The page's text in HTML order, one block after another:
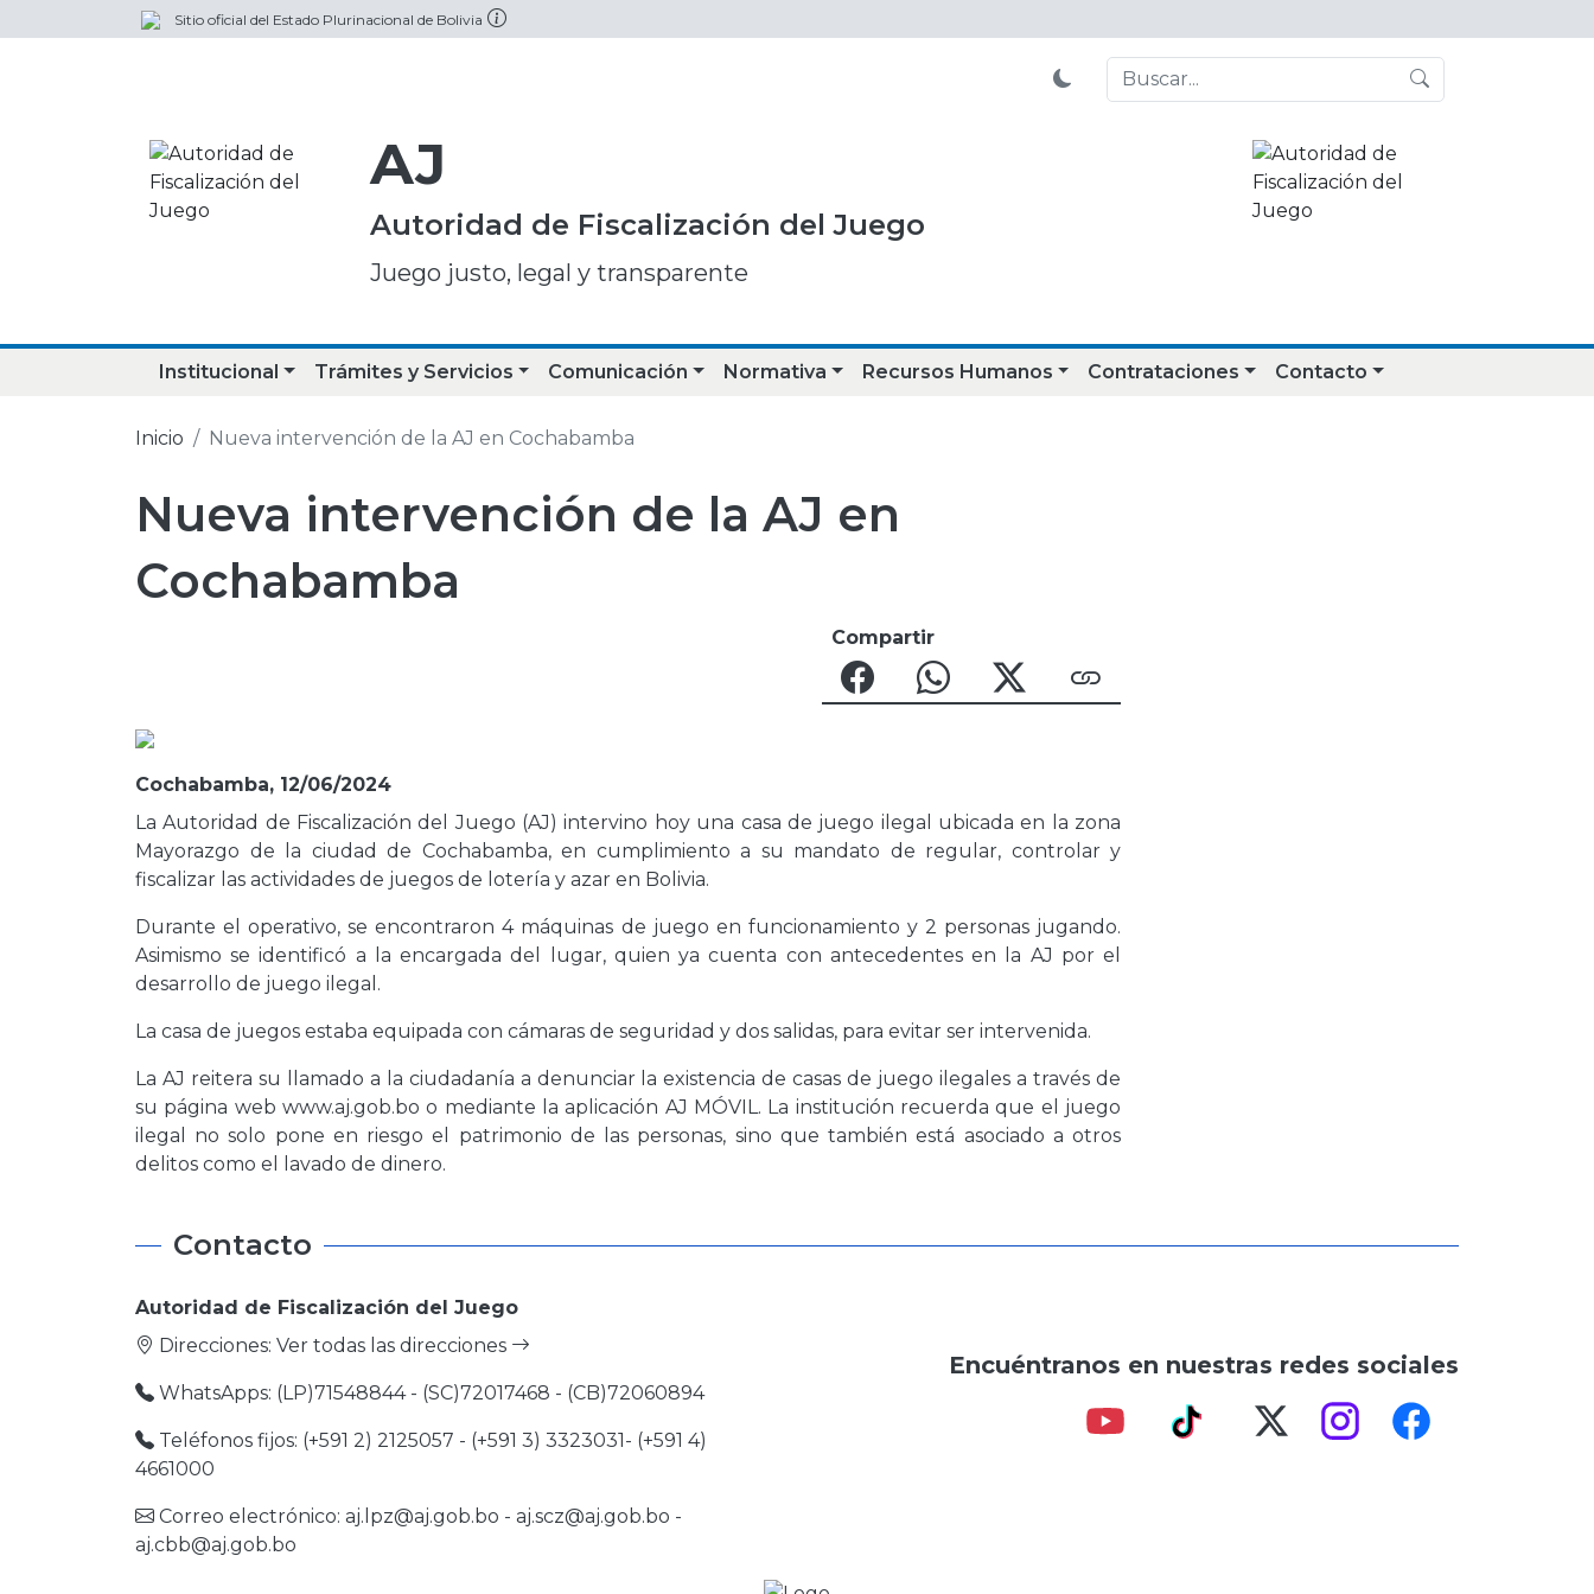
Sitio oficial del Estado Plurinacional de Bolivia
AJ
Autoridad de Fiscalización del Juego
Juego justo, legal y transparente
Institucional Trámites y Servicios Comunicación Normativa Recursos Humanos Contrataciones Contacto
Inicio Nueva intervención de la AJ en Cochabamba
Nueva intervención de la AJ en
Cochabamba
Compartir
Cochabamba, 12/06/2024
La Autoridad de Fiscalización del Juego (AJ) intervino hoy una casa de juego ilegal ubicada en la zona
Mayorazgo de la ciudad de Cochabamba, en cumplimiento a su mandato de regular, controlar y
fiscalizar las actividades de juegos de lotería y azar en Bolivia.
Durante el operativo, se encontraron 4 máquinas de juego en funcionamiento y 2 personas jugando.
Asimismo se identificó a la encargada del lugar, quien ya cuenta con antecedentes en la AJ por el
desarrollo de juego ilegal.
La casa de juegos estaba equipada con cámaras de seguridad y dos salidas, para evitar ser intervenida.
La AJ reitera su llamado a la ciudadanía a denunciar la existencia de casas de juego ilegales a través de
su página web www.aj.gob.bo o mediante la aplicación AJ MÓVIL. La institución recuerda que el juego
ilegal no solo pone en riesgo el patrimonio de las personas, sino que también está asociado a otros
delitos como el lavado de dinero.
Contacto
Autoridad de Fiscalización del Juego
Direcciones: Ver todas las direcciones
WhatsApps: (LP)71548844 - (SC)72017468 - (CB)72060894
Teléfonos fijos: (+591 2) 2125057 - (+591 3) 3323031- (+591 4)
4661000
Correo electrónico: aj.lpz@aj.gob.bo - aj.scz@aj.gob.bo -
aj.cbb@aj.gob.bo
Encuéntranos en nuestras redes sociales